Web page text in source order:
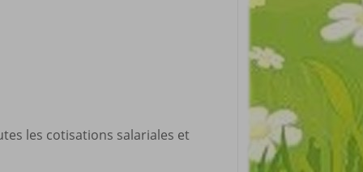
les cotisations salariales et